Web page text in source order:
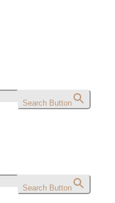
Search Button
Search Button